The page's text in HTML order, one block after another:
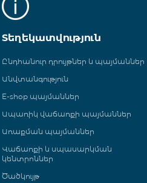
Տեղեկատվություն
Ընդհանուր դրույթներ և պայմաններ
Անվտանգություն
E-shop պայմաններ
Ապառիկ վաճառքի պայմաններ
Առաքման պայմաններ
Վաճառքի և սպասարկման
կենտրոններ
Ծածկույթ